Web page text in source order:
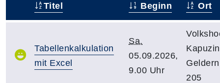
Titel Beginn Ort
Tabellenkalkulation
mit Excel
Sa.
05.09.2026,
9.00 Uhr
205